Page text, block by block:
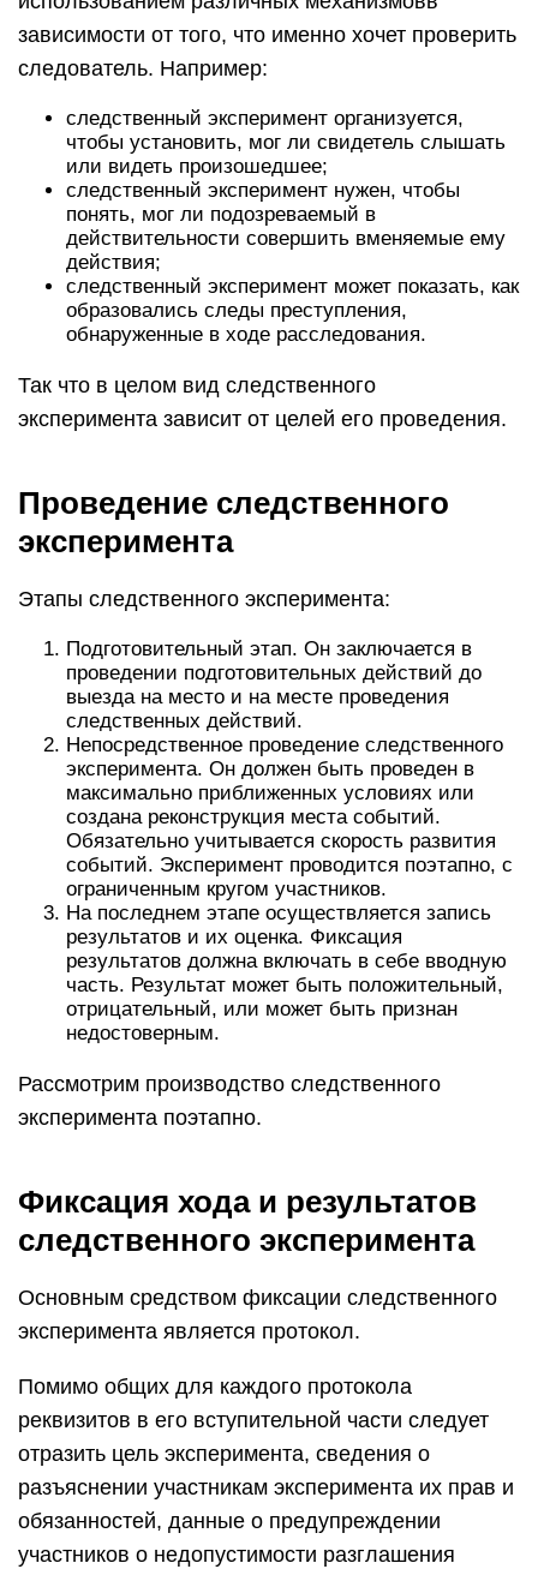
зависимости от того, что именно хочет проверить
следователь. Например:
следственный эксперимент организуется,
чтобы установить, мог ли свидетель слышать
или видеть произошедшее;
следственный эксперимент нужен, чтобы
понять, мог ли подозреваемый в
действительности совершить вменяемые ему
действия;
следственный эксперимент может показать, как
образовались следы преступления,
обнаруженные в ходе расследования.
Так что в целом вид следственного
эксперимента зависит от целей его проведения.
Проведение следственного
эксперимента
Этапы следственного эксперимента:
Подготовительный этап. Он заключается в
проведении подготовительных действий до
выезда на место и на месте проведения
следственных действий.
Непосредственное проведение следственного
эксперимента. Он должен быть проведен в
максимально приближенных условиях или
создана реконструкция места событий.
Обязательно учитывается скорость развития
событий. Эксперимент проводится поэтапно, с
ограниченным кругом участников.
На последнем этапе осуществляется запись
результатов и их оценка. Фиксация
результатов должна включать в себе вводную
часть. Результат может быть положительный,
отрицательный, или может быть признан
недостоверным.
Рассмотрим производство следственного
эксперимента поэтапно.
Фиксация хода и результатов
следственного эксперимента
Основным средством фиксации следственного
эксперимента является протокол.
Помимо общих для каждого протокола
реквизитов в его вступительной части следует
отразить цель эксперимента, сведения о
разъяснении участникам эксперимента их прав и
обязанностей, данные о предупреждении
участников о недопустимости разглашения